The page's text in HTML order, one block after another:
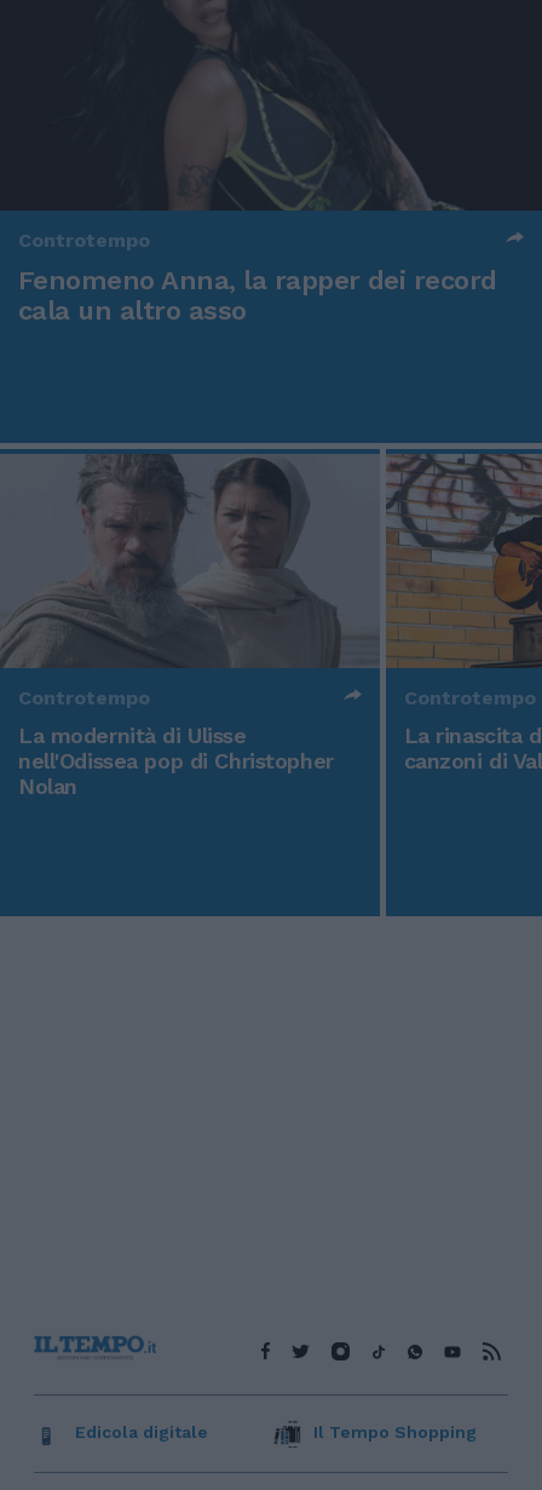
Controtempo
Fenomeno Anna, la rapper dei record
cala un altro asso
Controtempo
La modernità di Ulisse
nell'Odissea pop di Christopher
Nolan
Controtempo
La rinascita
canzoni di
Edicola digitale Il Tempo Shopping